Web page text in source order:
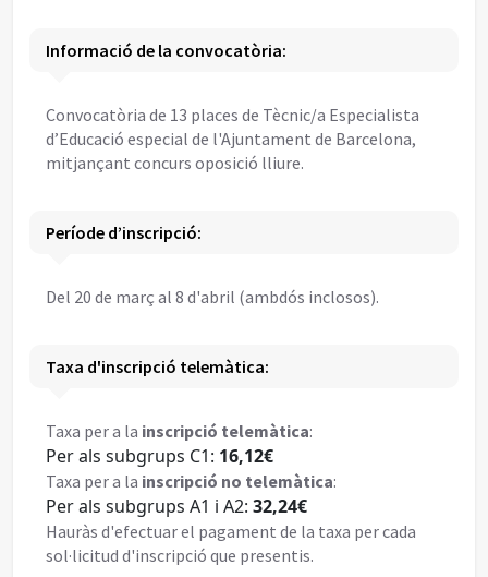
Informació de la convocatòria:
Convocatòria de 13 places de Tècnic/a Especialista
d’Educació especial de l'Ajuntament de Barcelona,
mitjançant concurs oposició lliure.
Període d’inscripció:
Del 20 de març al 8 d'abril (ambdós inclosos).
Taxa d'inscripció telemàtica:
Taxa per a la inscripció telemàtica:
Per als subgrups C1: 16,12€
Taxa per a la inscripció no telemàtica:
Per als subgrups A1 i A2: 32,24€
Hauràs d'efectuar el pagament de la taxa per cada
sol·licitud d'inscripció que presentis.